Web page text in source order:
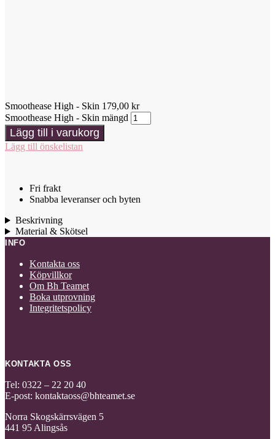
Smoothease High - Skin 179,00 kr
Smoothease High - Skin mängd
Lägg till i varukorg
Lägg till önskelistan
Fri frakt
Snabba leveranser och byten
Beskrivning
Material & Skötsel
INFO
Kontakta oss
Köpvillkor
Om Bh Teamet
Boka utprovning
Integritetspolicy
KONTAKTA OSS
Tel: 0322 – 22 20 40
E-post: kontaktaoss@bhteamet.se
Norra Skogskärrsvägen 5
441 95 Alingsås